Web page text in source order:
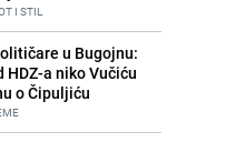
I STIL
u Bugojnu:
HDZ-a niko Vučiću
o Čipuljiću